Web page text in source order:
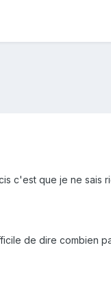
c'est que je ne sais
de dire combien